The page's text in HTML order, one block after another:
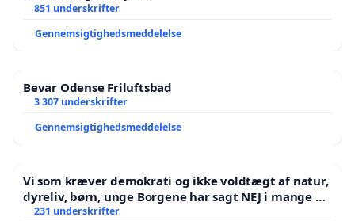
851 underskrifter
Gennemsigtighedsmeddelelse
Bevar Odense Friluftsbad
3 307 underskrifter
Gennemsigtighedsmeddelelse
Vi som kræver demokrati og ikke voldtægt af natur,
dyreliv, børn, unge Borgene har sagt NEJ i mange år.
Der er
231 underskrifter